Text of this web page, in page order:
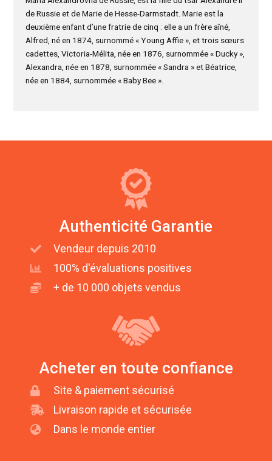
de Russie et de Marie de Hesse-Darmstadt. Marie est la
deuxième enfant d’une fratrie de cinq : elle a un frère aîné,
Alfred, né en 1874, surnommé « Young Affie », et trois sœurs
cadettes, Victoria-Mélita, née en 1876, surnommée « Ducky »,
Alexandra, née en 1878, surnommée « Sandra » et Béatrice,
née en 1884, surnommée « Baby Bee ».
Authenticité Garantie
Vendeur depuis 2010
100% d'évaluations positives
+ de 10 000 objets vendus
Acheter en toute confiance
Site & paiement sécurisé
Livraison rapide et sécurisée
Dans le monde entier